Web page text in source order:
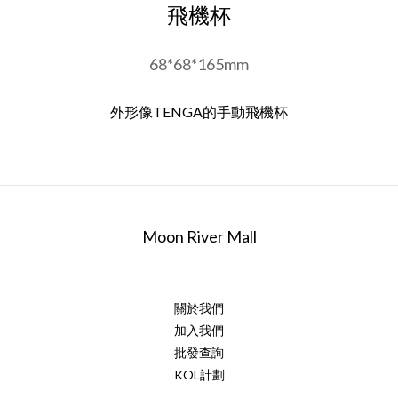
飛機杯
68*68*165mm
外形像TENGA的手動飛機杯
Moon River Mall
關於我們
加入我們
批發查詢
KOL計劃